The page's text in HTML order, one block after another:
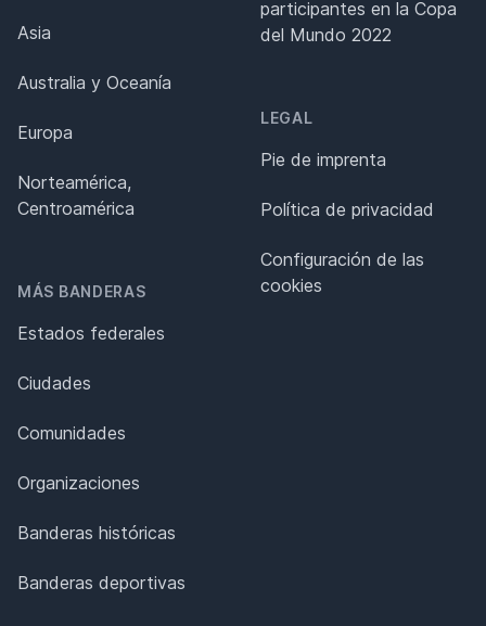
Asia
Australia y Oceanía
Europa
Norteamérica,
Centroamérica
MÁS BANDERAS
Estados federales
Ciudades
Comunidades
Organizaciones
Banderas históricas
Banderas deportivas
participantes en la Copa
del Mundo 2022
LEGAL
Pie de imprenta
Política de privacidad
Configuración de las
cookies